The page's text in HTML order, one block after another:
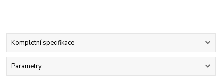
Kompletní specifikace
Parametry